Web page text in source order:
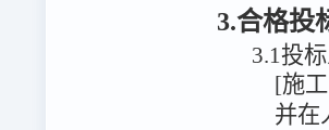
3.合格投
3.1投
[施
并在